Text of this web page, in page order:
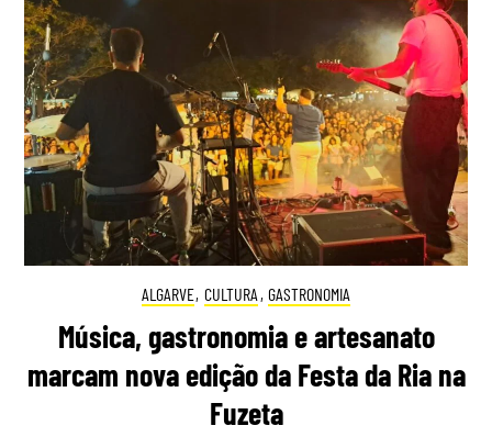
ALGARVE, CULTURA , GASTRONOMIA
Música, gastronomia e artesanato
marcam nova edição da Festa da Ria na
Fuzeta